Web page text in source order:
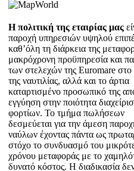
Η πολιτική της εταιρίας μας
παροχή υπηρεσιών υψηλού
καθ’όλη τη διάρκεια της
μακρόχρονη προϋπηρεσία και
των στελεχών της Εuromare
της ναυτιλίας, αλλά και το άρτια
καταρτισμένο προσωπικό της
εγγύηση στην ποιότητα
φορτίων. Το τμήμα πωλήσεων
δεσμεύεται για την άμεση
ναύλων έχοντας πάντα ως
στόχο το συνδυασμό του
χρόνου μεταφοράς με το
δυνατό κόστος. Η διαδικασία